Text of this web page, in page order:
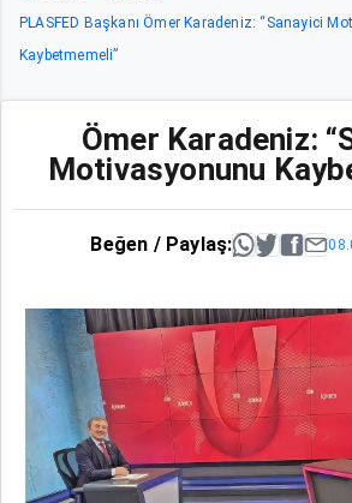
PLASFED Başkanı Ömer Karadeniz: “Sanayici
Kaybetmemeli”
Ömer Karadeniz:
Motivasyonunu
Beğen / Paylaş: